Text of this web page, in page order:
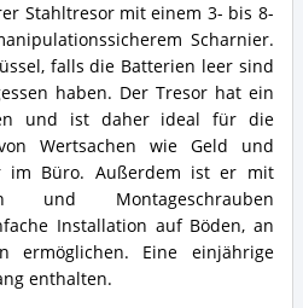
Stahltresor mit einem 3- bis 8-
Scharnier.
falls die Batterien leer sind
haben. Der Tresor hat ein
und ist daher ideal für die
Wertsachen wie Geld und
im Büro. Außerdem ist er mit
und Montageschrauben
Installation auf Böden, an
ermöglichen. Eine einjährige
enthalten.